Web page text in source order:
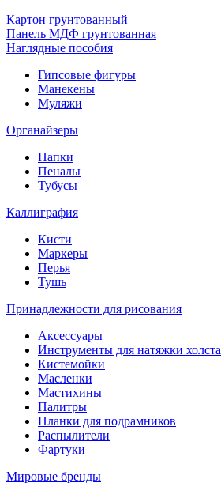
Картон грунтованный
Панель МДФ грунтованная
Наглядные пособия
Гипсовые фигуры
Манекены
Муляжи
Органайзеры
Папки
Пеналы
Тубусы
Каллиграфия
Кисти
Маркеры
Перья
Тушь
Принадлежности для рисования
Аксессуары
Инструменты для натяжки холста
Кистемойки
Масленки
Мастихины
Палитры
Планки для подрамников
Распылители
Фартуки
Мировые бренды